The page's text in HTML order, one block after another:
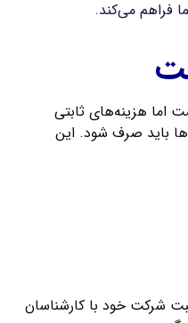
فراهم می‌کند.
اما هزینه‌های ثابتی
باید صرف شود. این
شرکت خود با کارشناسان